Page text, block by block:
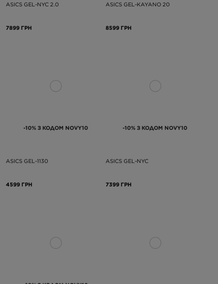
ASICS GEL-NYC 2.0
7899 ГРН
ASICS GEL-KAYANO 20
8599 ГРН
-10% З КОДОМ NOVY10
ASICS GEL-1130
4599 ГРН
-10% З КОДОМ NOVY10
ASICS GEL-NYC
7399 ГРН